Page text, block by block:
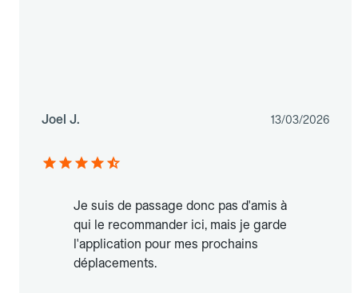
Joel J. 13/03/2026
Je suis de passage donc pas d'amis à
qui le recommander ici, mais je garde
l'application pour mes prochains
déplacements.